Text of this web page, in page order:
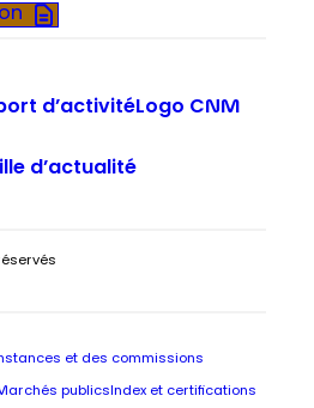
d’activitéLogo CNM
d’actualité
et des commissions
publics Index et certifications